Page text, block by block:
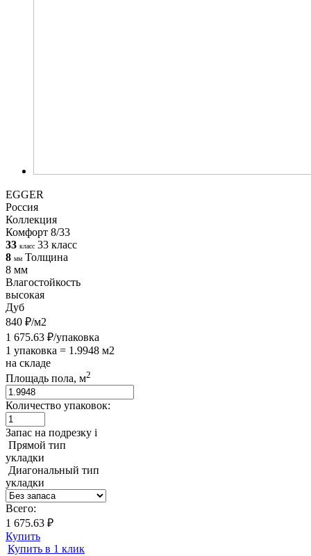
EGGER
Россия
Коллекция
Комфорт 8/33
33 класс 33 класс
8 мм Толщина
8 мм
Влагостойкость
высокая
Дуб
840 ₽/м2
1 675.63 ₽/упаковка
1 упаковка = 1.9948 м2
на складе
Площадь пола, м2
Количество упаковок:
Запас на подрезку i
Прямой тип
укладки
Диагональный тип
укладки
Всего:
1 675.63 ₽
Купить
Купить в 1 клик